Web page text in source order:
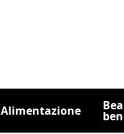
Alimentazione